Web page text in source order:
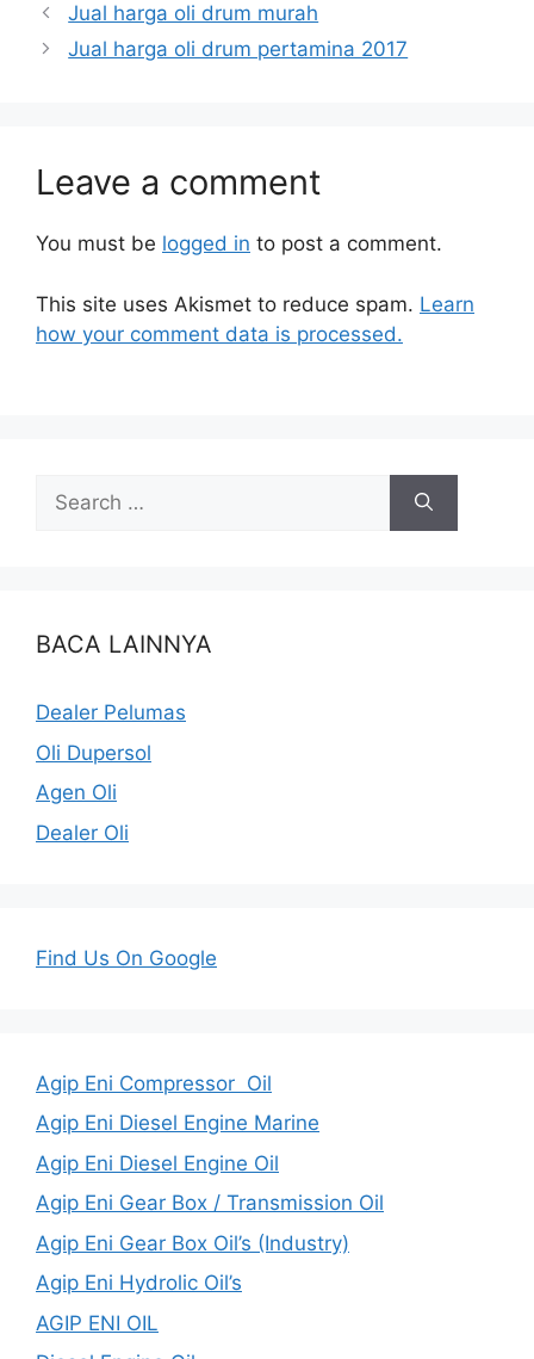
Jual harga oli drum murah
Jual harga oli drum pertamina 2017
Leave a comment
You must be logged in to post a comment.
This site uses Akismet to reduce spam. Learn
how your comment data is processed.
BACA LAINNYA
Dealer Pelumas
Oli Dupersol
Agen Oli
Dealer Oli
Find Us On Google
Agip Eni Compressor Oil
Agip Eni Diesel Engine Marine
Agip Eni Diesel Engine Oil
Agip Eni Gear Box / Transmission Oil
Agip Eni Gear Box Oil’s (Industry)
Agip Eni Hydrolic Oil’s
AGIP ENI OIL